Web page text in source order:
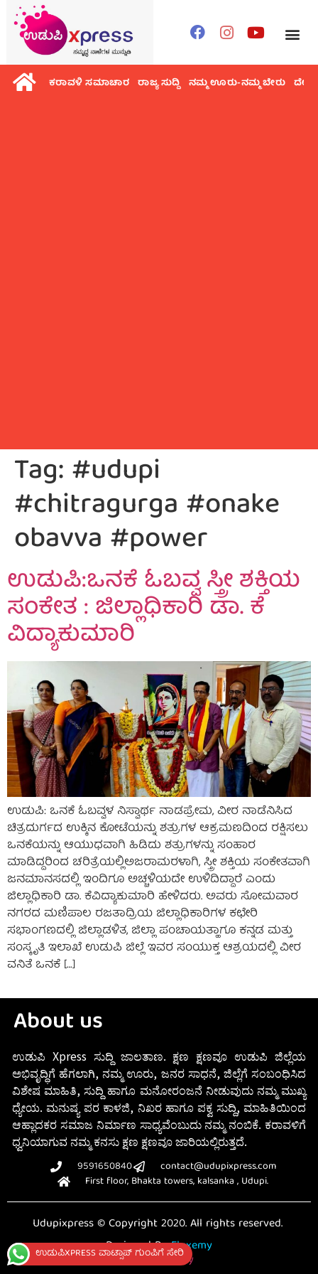
ಕರಾವಳಿ ಸಮಾಚಾರ ರಾಜ್ಯ ಸುದ್ದಿ ನಮ್ಮ ಊರು-ನಮ್ಮ ಬೇರು ದೇಶ
Tag:#udupi
#chitragurga #onake
obavva #power
ಉಡುಪಿ:ಒನಕೆ ಓಬವ್ವ ಸ್ತ್ರೀ ಶಕ್ತಿಯ
ಸಂಕೇತ : ಜಿಲ್ಲಾಧಿಕಾರಿ ಡಾ. ಕೆ
ವಿದ್ಯಾಕುಮಾರಿ
ಉಡುಪಿ: ಒನಕೆ ಓಬವ್ವಳ ನಿಸ್ವಾರ್ಥ ನಾಡಪ್ರೇಮ, ವೀರ ನಾಡೆನಿಸಿದ
ಚಿತ್ರದುರ್ಗದ ಉಕ್ಕಿನ ಕೋಟೆಯನ್ನು ಶತ್ರುಗಳ ಆಕ್ರಮಣದಿಂದ ರಕ್ಷಿಸಲು
ಒನಕೆಯನ್ನು ಆಯುಧವಾಗಿ ಹಿಡಿದು ಶತ್ರುಗಳನ್ನು ಸಂಹಾರ
ಮಾಡಿದ್ದರಿಂದ ಚರಿತ್ರೆಯಲ್ಲಿಅಜರಾಮರಳಾಗಿ, ಸ್ತ್ರೀ ಶಕ್ತಿಯ ಸಂಕೇತವಾಗಿ
ಜನಮಾನಸದಲ್ಲಿ ಇಂದಿಗೂ ಅಚ್ಚಳಿಯದೇ ಉಳಿದಿದ್ದಾರೆ ಎಂದು
ಜಿಲ್ಲಾಧಿಕಾರಿ ಡಾ. ಕೆವಿದ್ಯಾಕುಮಾರಿ ಹೇಳಿದರು. ಅವರು ಸೋಮವಾರ
ನಗರದ ಮಣಿಪಾಲ ರಜತಾದ್ರಿಯ ಜಿಲ್ಲಾಧಿಕಾರಿಗಳ ಕಛೇರಿ
ಸಭಾಂಗಣದಲ್ಲಿ ಜಿಲ್ಲಾಡಳಿತ, ಜಿಲ್ಲಾ ಪಂಚಾಯತ್ಹಾಗೂ ಕನ್ನಡ ಮತ್ತು
ಸಂಸ್ಕೃತಿ ಇಲಾಖೆ ಉಡುಪಿ ಜಿಲ್ಲೆ ಇವರ ಸಂಯುಕ್ತ ಆಶ್ರಯದಲ್ಲಿ ವೀರ
ವನಿತೆ ಒನಕೆ […]
ಉಡುಪಿXPRESS ವಾಟ್ಸಾಪ್ ಗುಂಪಿಗೆ ಸೇರಿ
About us
ಉಡುಪಿ Xpress ಸುದ್ದಿ ಜಾಲತಾಣ. ಕ್ಷಣ ಕ್ಷಣವೂ ಉಡುಪಿ ಜಿಲ್ಲೆಯ
ಅಭಿವೃದ್ಧಿಗೆ ಹೆಗಲಾಗಿ, ನಮ್ಮ ಊರು, ಜನರ ಸಾಧನೆ, ಜಿಲ್ಲೆಗೆ ಸಂಬಂಧಿಸಿದ
ವಿಶೇಷ ಮಾಹಿತಿ, ಸುದ್ದಿ ಹಾಗೂ ಮನೋರಂಜನೆ ನೀಡುವುದು ನಮ್ಮ ಮುಖ್ಯ
ಧ್ಯೇಯ. ಮನುಷ್ಯ ಪರ ಕಾಳಜಿ, ನಿಖರ ಹಾಗೂ ಪಕ್ವ ಸುದ್ದಿ, ಮಾಹಿತಿಯಿಂದ
ಆಹ್ಲಾದಕರ ಸಮಾಜ ನಿರ್ಮಾಣ ಸಾಧ್ಯವೆಂಬುದು ನಮ್ಮ ನಂಬಿಕೆ. ಕರಾವಳಿಗೆ
ಧ್ವನಿಯಾಗುವ ನಮ್ಮ ಕನಸು ಕ್ಷಣ ಕ್ಷಣವೂ ಜಾರಿಯಲ್ಲಿರುತ್ತದೆ.
9591650840
contact@udupixpress.com
First floor, Bhakta towers, kalsanka , Udupi.
Udupixpress © Copyright 2020. All rights reserved.
Designed ByFluxemy
Privacy Policy